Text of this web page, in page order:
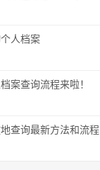
人档案
案查询流程来啦！
查询最新方法和流程